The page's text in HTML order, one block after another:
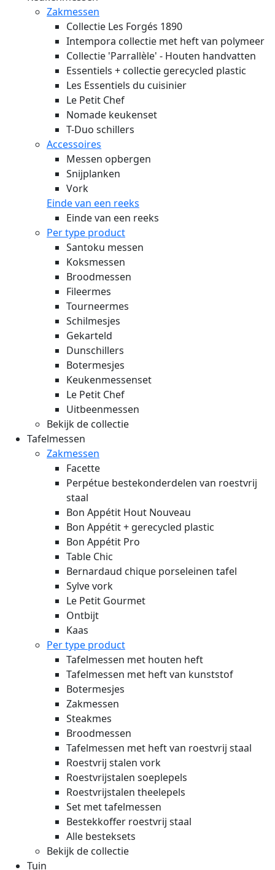
Zakmessen
Collectie Les Forgés 1890
Intempora collectie met heft van polymeer
Collectie 'Parrallèle' - Houten handvatten
Essentiels + collectie gerecycled plastic
Les Essentiels du cuisinier
Le Petit Chef
Nomade keukenset
T-Duo schillers
Accessoires
Messen opbergen
Snijplanken
Vork
Einde van een reeks
Einde van een reeks
Per type product
Santoku messen
Koksmessen
Broodmessen
Fileermes
Tourneermes
Schilmesjes
Gekarteld
Dunschillers
Botermesjes
Keukenmessenset
Le Petit Chef
Uitbeenmessen
Bekijk de collectie
Tafelmessen
Zakmessen
Facette
Perpétue bestekonderdelen van roestvrij
staal
Bon Appétit Hout Nouveau
Bon Appétit + gerecycled plastic
Bon Appétit Pro
Table Chic
Bernardaud chique porseleinen tafel
Sylve vork
Le Petit Gourmet
Ontbijt
Kaas
Per type product
Tafelmessen met houten heft
Tafelmessen met heft van kunststof
Botermesjes
Zakmessen
Steakmes
Broodmessen
Tafelmessen met heft van roestvrij staal
Roestvrij stalen vork
Roestvrijstalen soeplepels
Roestvrijstalen theelepels
Set met tafelmessen
Bestekkoffer roestvrij staal
Alle besteksets
Bekijk de collectie
Tuin